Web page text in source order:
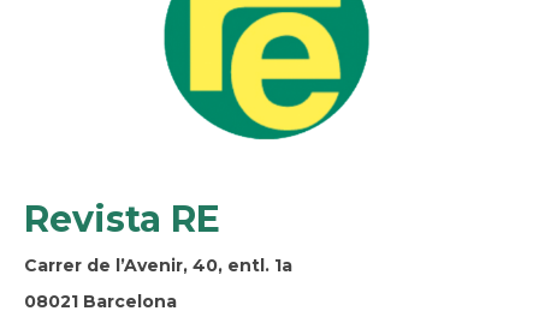
Revista RE
Carrer de l’Avenir, 40, entl. 1a
08021 Barcelona